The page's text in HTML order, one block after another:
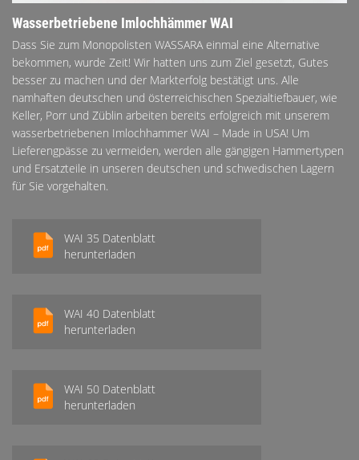
KONTAKT
Wasserbetriebene Imlochhämmer WAI
Dass Sie zum Monopolisten WASSARA einmal eine Alternative
bekommen, wurde Zeit! Wir hatten uns zum Ziel gesetzt, Gutes
besser zu machen und der Markterfolg bestätigt uns. Alle
namhaften deutschen und österreichischen Spezialtiefbauer, wie
Keller, Porr und Züblin arbeiten bereits erfolgreich mit unserem
wasserbetriebenen Imlochhammer WAI – Made in USA! Um
Lieferengpässe zu vermeiden, werden alle gängigen Hammertypen
und Ersatzteile in unseren deutschen und schwedischen Lagern
für Sie vorgehalten.
WAI 35 Datenblatt
herunterladen
WAI 40 Datenblatt
herunterladen
WAI 50 Datenblatt
herunterladen